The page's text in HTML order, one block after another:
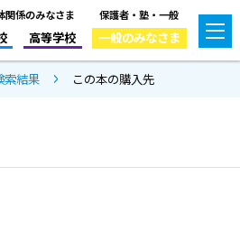
関係のみなさま
高等学校
保護者・塾・一般
一般のみなさま
索結果 この本の購入先